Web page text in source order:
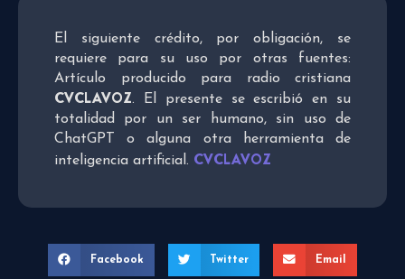
El siguiente crédito, por obligación, se
requiere para su uso por otras fuentes:
Artículo producido para radio cristiana
CVCLAVOZ. El presente se escribió en su
totalidad por un ser humano, sin uso de
ChatGPT o alguna otra herramienta de
inteligencia artificial. CVCLAVOZ
Facebook Twitter Email